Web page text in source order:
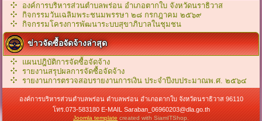
องค์การบริหารส่วนตำบลพร่อน อำเภอตากใบ จังหวัดนราธิวาส
กิจกรรมวันเฉลิมพระชนมพรรษา ๒๘ กรกฎาคม ๒๕๖๙
กิจกรรมโครงการพัฒนาระบบสุขาภิบาลในชุมชน
ข่าวจัดซื้อจัดจ้างล่าสุด
แผนปฎิบัติการจัดซื้อจัดจ้าง
รายงานสรุปผลการจัดซื้อจัดจ้าง
รายงานการตรวจสอบรายงานการเงิน ประจำปีงบประมาณพ.ศ. ๒๕๖๔
องค์การบริหารส่วนตำบลพร่อน ตำบลพร่อน อำเภอตากใบ จังหวัดนราธิวาส 96110
โทร.073-583180 E-MAIL Saraban_06960203@dla.go.th
Joomla template created with SiamITShop.